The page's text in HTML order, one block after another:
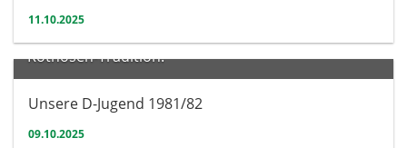
11.10.2025
Verein
Rothosen-Tradition:
Unsere D-Jugend 1981/82
09.10.2025